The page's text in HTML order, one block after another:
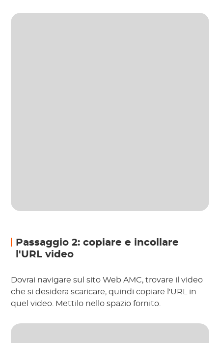
Passaggio 2: copiare e incollare
l'URL video
Dovrai navigare sul sito Web AMC, trovare il video
che si desidera scaricare, quindi copiare l'URL in
quel video. Mettilo nello spazio fornito.